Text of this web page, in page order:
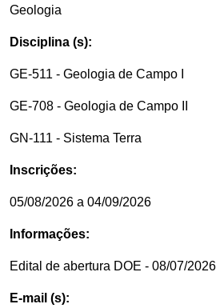
Geologia
Disciplina (s):
GE-511 - Geologia de Campo I
GE-708 - Geologia de Campo II
GN-111 - Sistema Terra
Inscrições:
05/08/2026 a 04/09/2026
Informações:
Edital de abertura DOE - 08/07/2026
E-mail (s):